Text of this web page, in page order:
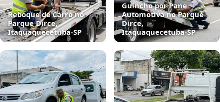
Reboque de Carro no
Parque Dirce,
Itaquaquecetuba‑SP
Guincho por Pane
Automotiva no Parque
Dirce,
Itaquaquecetuba‑SP